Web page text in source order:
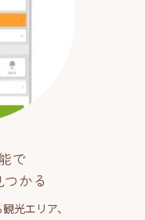
で
かる
光エリア、